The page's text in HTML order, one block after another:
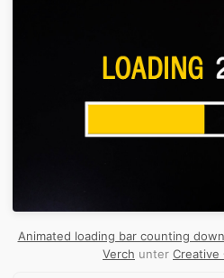
Animated loading bar counting
Verch unter Creative